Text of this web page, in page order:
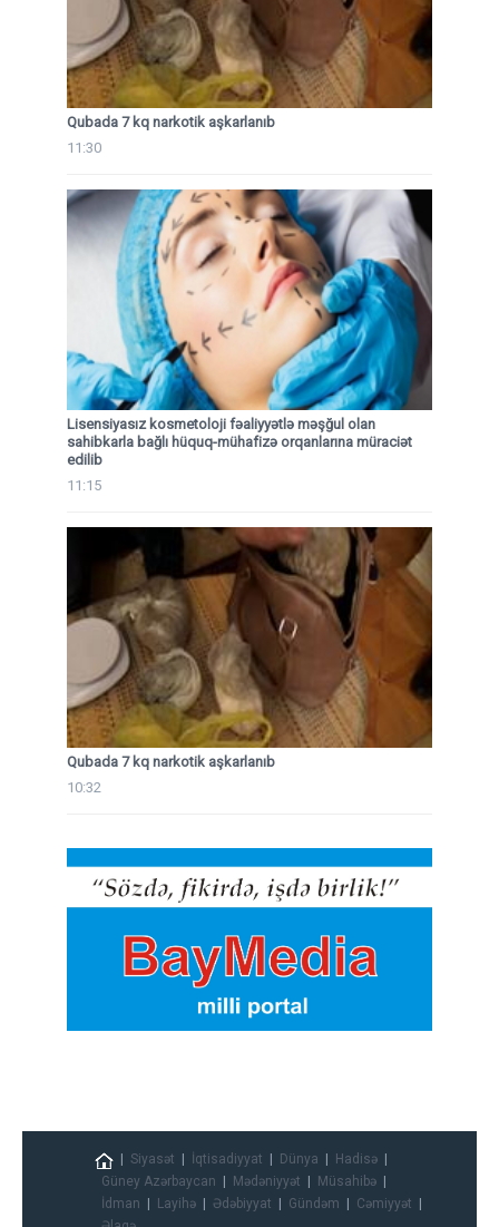
Qubada 7 kq narkotik aşkarlanıb
11:30
Lisensiyasız kosmetoloji fəaliyyətlə məşğul olan
sahibkarla bağlı hüquq-mühafizə orqanlarına müraciət
edilib
11:15
Qubada 7 kq narkotik aşkarlanıb
10:32
Siyasət İqtisadiyyat Dünya
Hadisə
Güney Azərbaycan
Mədəniyyət
Müsahibə
İdman
Layihə Ədəbiyyat Gündəm
Cəmiyyət